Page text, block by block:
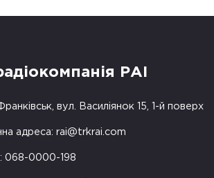
РАІ
вул. Василіянок 15, 1-й поверх
адреса: rai@trkrai.com
068-0000-198